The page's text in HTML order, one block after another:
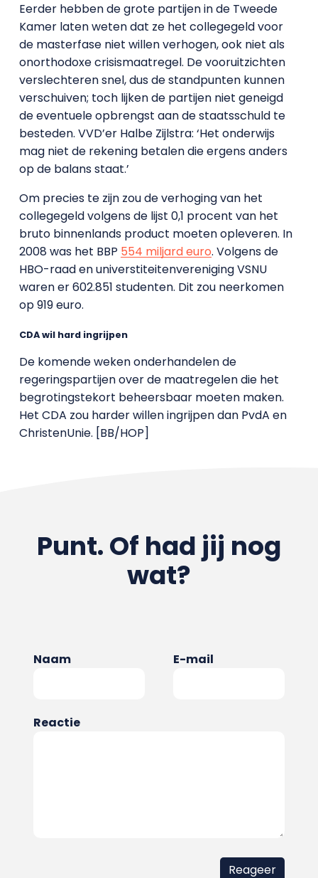
Eerder hebben de grote partijen in de Tweede
Kamer laten weten dat ze het collegegeld voor
de masterfase niet willen verhogen, ook niet als
onorthodoxe crisismaatregel. De vooruitzichten
verslechteren snel, dus de standpunten kunnen
verschuiven; toch lijken de partijen niet geneigd
de eventuele opbrengst aan de staatsschuld te
besteden. VVD’er Halbe Zijlstra: ‘Het onderwijs
mag niet de rekening betalen die ergens anders
op de balans staat.’
Om precies te zijn zou de verhoging van het
collegegeld volgens de lijst 0,1 procent van het
bruto binnenlands product moeten opleveren. In
2008 was het BBP 554 miljard euro. Volgens de
HBO-raad en universtiteitenvereniging VSNU
waren er 602.851 studenten. Dit zou neerkomen
op 919 euro.
CDA wil hard ingrijpen
De komende weken onderhandelen de
regeringspartijen over de maatregelen die het
begrotingstekort beheersbaar moeten maken.
Het CDA zou harder willen ingrijpen dan PvdA en
ChristenUnie. [BB/HOP]
Punt. Of had jij nog
wat?
Naam E-mail
Reactie